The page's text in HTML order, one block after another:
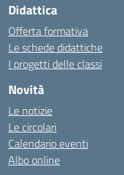
Didattica
Offerta formativa
Le schede didattiche
I progetti delle classi
Novità
Le notizie
Le circolari
Calendario eventi
Albo online